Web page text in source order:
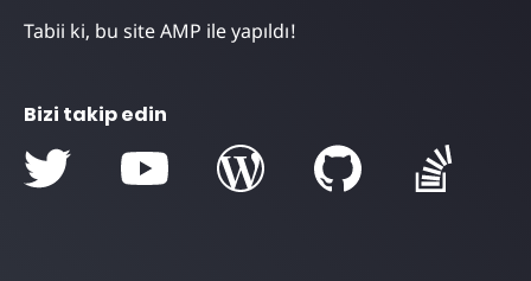
Tabii ki, bu site AMP ile yapıldı!
Bizi takip edin